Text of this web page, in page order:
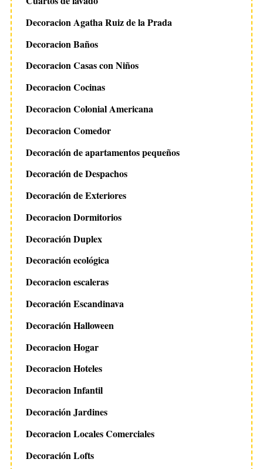
Decoracion Agatha Ruiz de la Prada
Decoracion Baños
Decoracion Casas con Niños
Decoracion Cocinas
Decoracion Colonial Americana
Decoracion Comedor
Decoración de apartamentos pequeños
Decoración de Despachos
Decoración de Exteriores
Decoracion Dormitorios
Decoración Duplex
Decoración ecológica
Decoracion escaleras
Decoración Escandinava
Decoración Halloween
Decoracion Hogar
Decoracion Hoteles
Decoracion Infantil
Decoración Jardines
Decoracion Locales Comerciales
Decoración Lofts